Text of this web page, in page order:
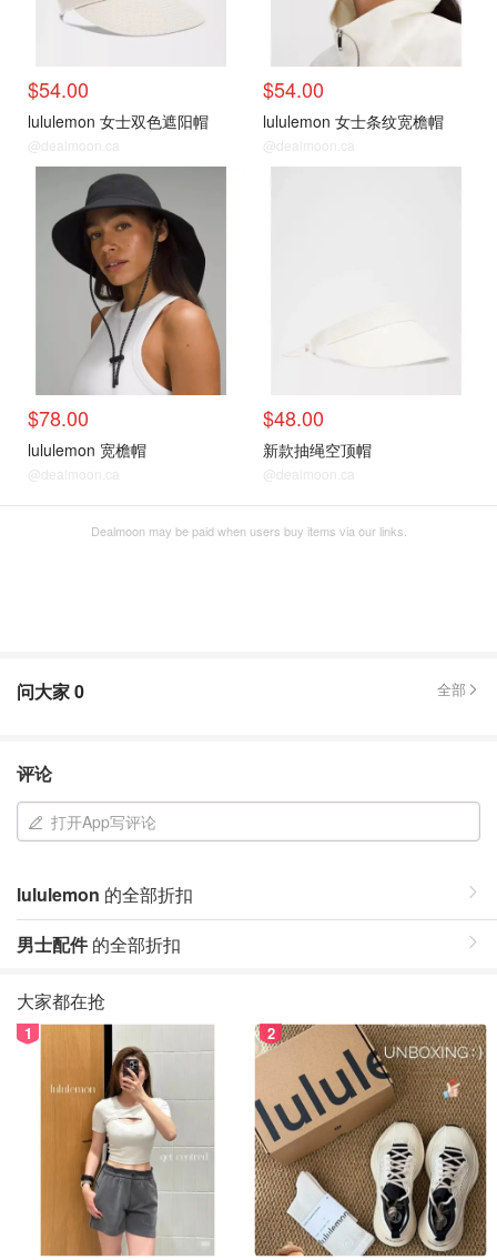
$54.00
lululemon 女士双色遮阳帽
@dealmoon.ca
$54.00
lululemon 女士条纹宽檐帽
@dealmoon.ca
$78.00
lululemon 宽檐帽
@dealmoon.ca
$48.00
新款抽绳空顶帽
@dealmoon.ca
Dealmoon may be paid when users buy items via our links.
问大家0 全部
评论
打开App写评论
lululemon 的全部折扣
男士配件的全部折扣
大家都在抢
1 2